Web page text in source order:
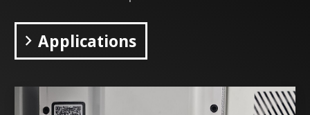
Applications